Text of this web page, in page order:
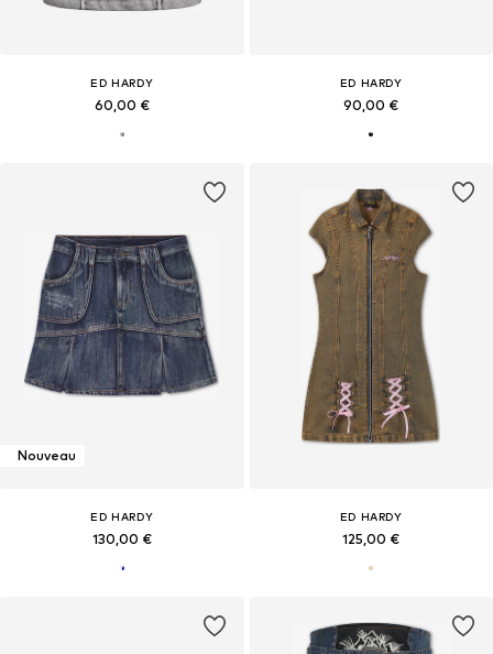
ED HARDY
60,00 €
ED HARDY
90,00 €
Nouveau
ED HARDY
130,00 €
ED HARDY
125,00 €